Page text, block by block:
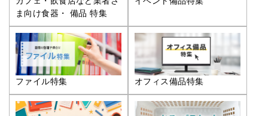
ま向け食器・ 備品 特集
ファイル特集 オフィス備品特集